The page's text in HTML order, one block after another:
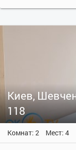
Киев,
118
Комнат: 2 Мест: 4